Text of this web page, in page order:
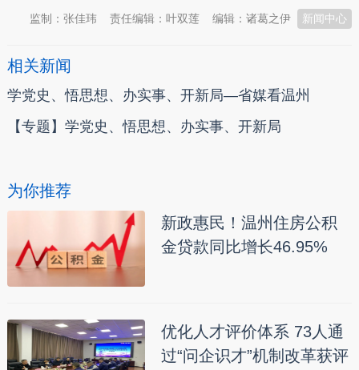
新闻中心
编辑：诸葛之伊
责任编辑：叶双莲
监制：张佳玮
相关新闻
学党史、悟思想、办实事、开新局—省媒看温州
【专题】学党史、悟思想、办实事、开新局
为你推荐
新政惠民！温州住房公积
金贷款同比增长46.95%
优化人才评价体系 73人通
过“问企识才”机制改革获评